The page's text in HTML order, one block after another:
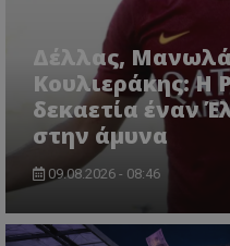
Δέλλας,
Κουλιεράκης: Η
δεκαετία έναν
στην άμυνα
09.08.2026 - 08:46